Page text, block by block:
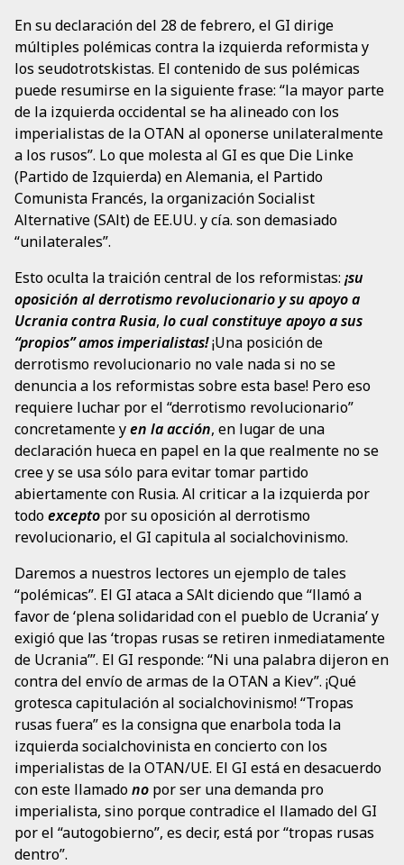
En su declaración del 28 de febrero, el GI dirige
múltiples polémicas contra la izquierda reformista y
los seudotrotskistas. El contenido de sus polémicas
puede resumirse en la siguiente frase: “la mayor parte
de la izquierda occidental se ha alineado con los
imperialistas de la OTAN al oponerse unilateralmente
a los rusos”. Lo que molesta al GI es que Die Linke
(Partido de Izquierda) en Alemania, el Partido
Comunista Francés, la organización Socialist
Alternative (SAlt) de EE.UU. y cía. son demasiado
“unilaterales”.
Esto oculta la traición central de los reformistas: ¡su
oposición al derrotismo revolucionario y su apoyo a
Ucrania contra Rusia, lo cual constituye apoyo a sus
“propios” amos imperialistas!¡Una posición de
derrotismo revolucionario no vale nada si no se
denuncia a los reformistas sobre esta base! Pero eso
requiere luchar por el “derrotismo revolucionario”
concretamente yen la acción, en lugar de una
declaración hueca en papel en la que realmente no se
cree y se usa sólo para evitar tomar partido
abiertamente con Rusia. Al criticar a la izquierda por
todoexcepto por su oposición al derrotismo
revolucionario, el GI capitula al socialchovinismo.
Daremos a nuestros lectores un ejemplo de tales
“polémicas”. El GI ataca a SAlt diciendo que “llamó a
favor de ‘plena solidaridad con el pueblo de Ucrania’ y
exigió que las ‘tropas rusas se retiren inmediatamente
de Ucrania’”. El GI responde: “Ni una palabra dijeron en
contra del envío de armas de la OTAN a Kiev”. ¡Qué
grotesca capitulación al socialchovinismo! “Tropas
rusas fuera” es la consigna que enarbola toda la
izquierda socialchovinista en concierto con los
imperialistas de la OTAN/UE. El GI está en desacuerdo
con este llamadono por ser una demanda pro
imperialista, sino porque contradice el llamado del GI
por el “autogobierno”, es decir, está por “tropas rusas
dentro”.